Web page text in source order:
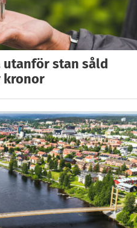
utanför stan såld
kronor